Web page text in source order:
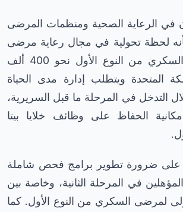
الرعاية الصحية ومنظمات المرضى
لحظة تحولية في مجال رعاية مرضى
السكري. يصيب السكري من النوع الأول نحو 400 ألف
المتحدة ويتطلب إدارة مدى الحياة
التدخل في المرحلة ما قبل السريرية،
الحفاظ على وظائف خلايا بيتا
على ضرورة تطوير برامج فحص شاملة
في المرحلة الثانية، وخاصة بين
لمرضى السكري من النوع الأول. كما